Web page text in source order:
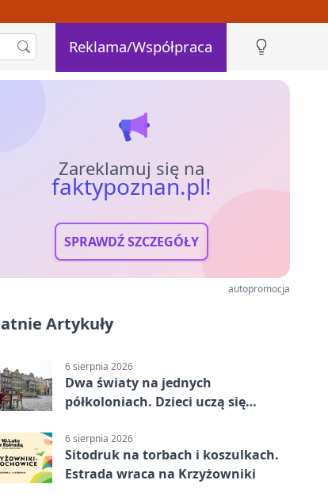
Reklama/Współpraca
Zareklamuj się na
faktypoznan.pl!
SPRAWDŹ SZCZEGÓŁY
autopromocja
Artykuły
6 sierpnia 2026
Dwa światy na jednych
półkoloniach. Dzieci uczą się
6 sierpnia 2026
Sitodruk na torbach i koszulkach.
Estrada wraca na Krzyżowniki